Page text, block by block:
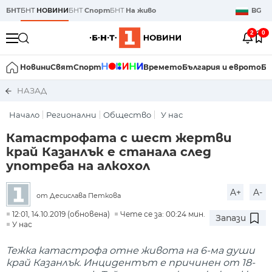
БНТБНТ НОВИНИБНТСпортБНТ На живо BG
2 0
НовиниСвятСпорт ВреметоБългария и еврото
НАЗАД
Начало Регионални Общество У нас
Катастрофата с шест жертви
край Казанлък е станала след
употреба на алкохол
от Десислава Петкова A+ A-
12:01, 14.10.2019 (обновена)
Чете се за: 00:24 мин.
У нас
Запази
Тежка катастрофа отне живота на 6-ма души
край Казанлък. Инцидентът е причинен от 18-